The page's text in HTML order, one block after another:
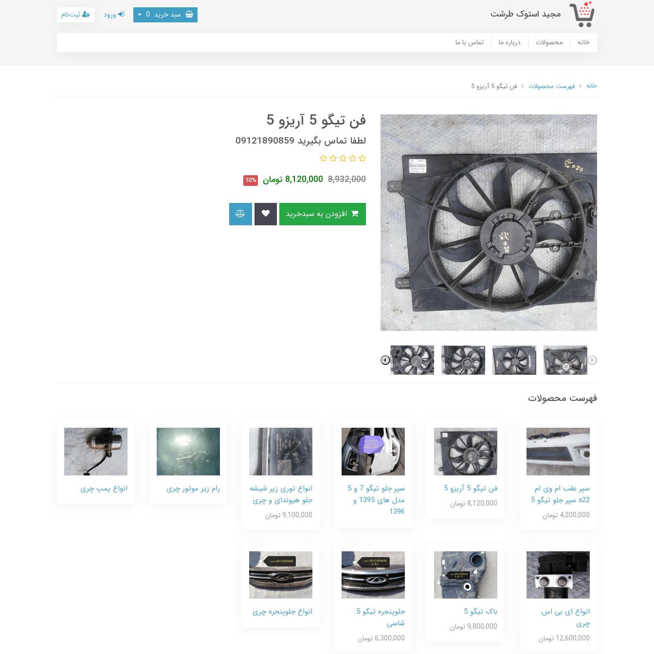
مجید استوک طرشت سبد خرید 0 ورود ثبت‌نام
خانه محصولات درباره ما تماس با ما
خانه فهرست محصولات فن تیگو 5 آریزو 5
فن تیگو 5 آریزو 5
لطفا تماس بگیرید 09121890859
8,932,000
8,120,000 تومان 10%
فهرست محصولات
سپر عقب ام وی ام
x22 سپر جلو تیگو 5
4,200,000 تومان
فن تیگو 5 آریزو 5
8,120,000 تومان
سپر جلو تیگو 7 و 5
مدل های 1395 و
1396
انواع توری زیر شیشه
جلو هیوندای و چری
9,100,000 تومان
رام زیر موتور چری انواع پمپ چری
انواع ای بی اس
چری
12,600,000 تومان
باک تیگو 5
9,800,000 تومان
جلوپنجره تیگو 5
شاسی
6,300,000 تومان
انواع جلوپنجره چری